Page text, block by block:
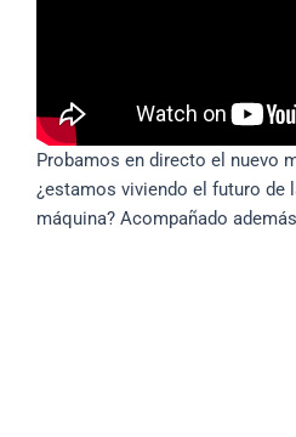
Probamos en directo el nuevo
¿estamos viviendo el futuro de
máquina? Acompañado